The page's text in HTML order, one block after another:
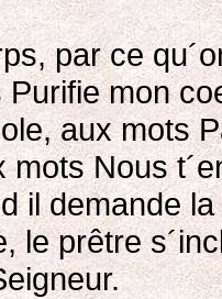
par ce
Purifie mon
aux mots
mots Nous
il demande
le prêtre